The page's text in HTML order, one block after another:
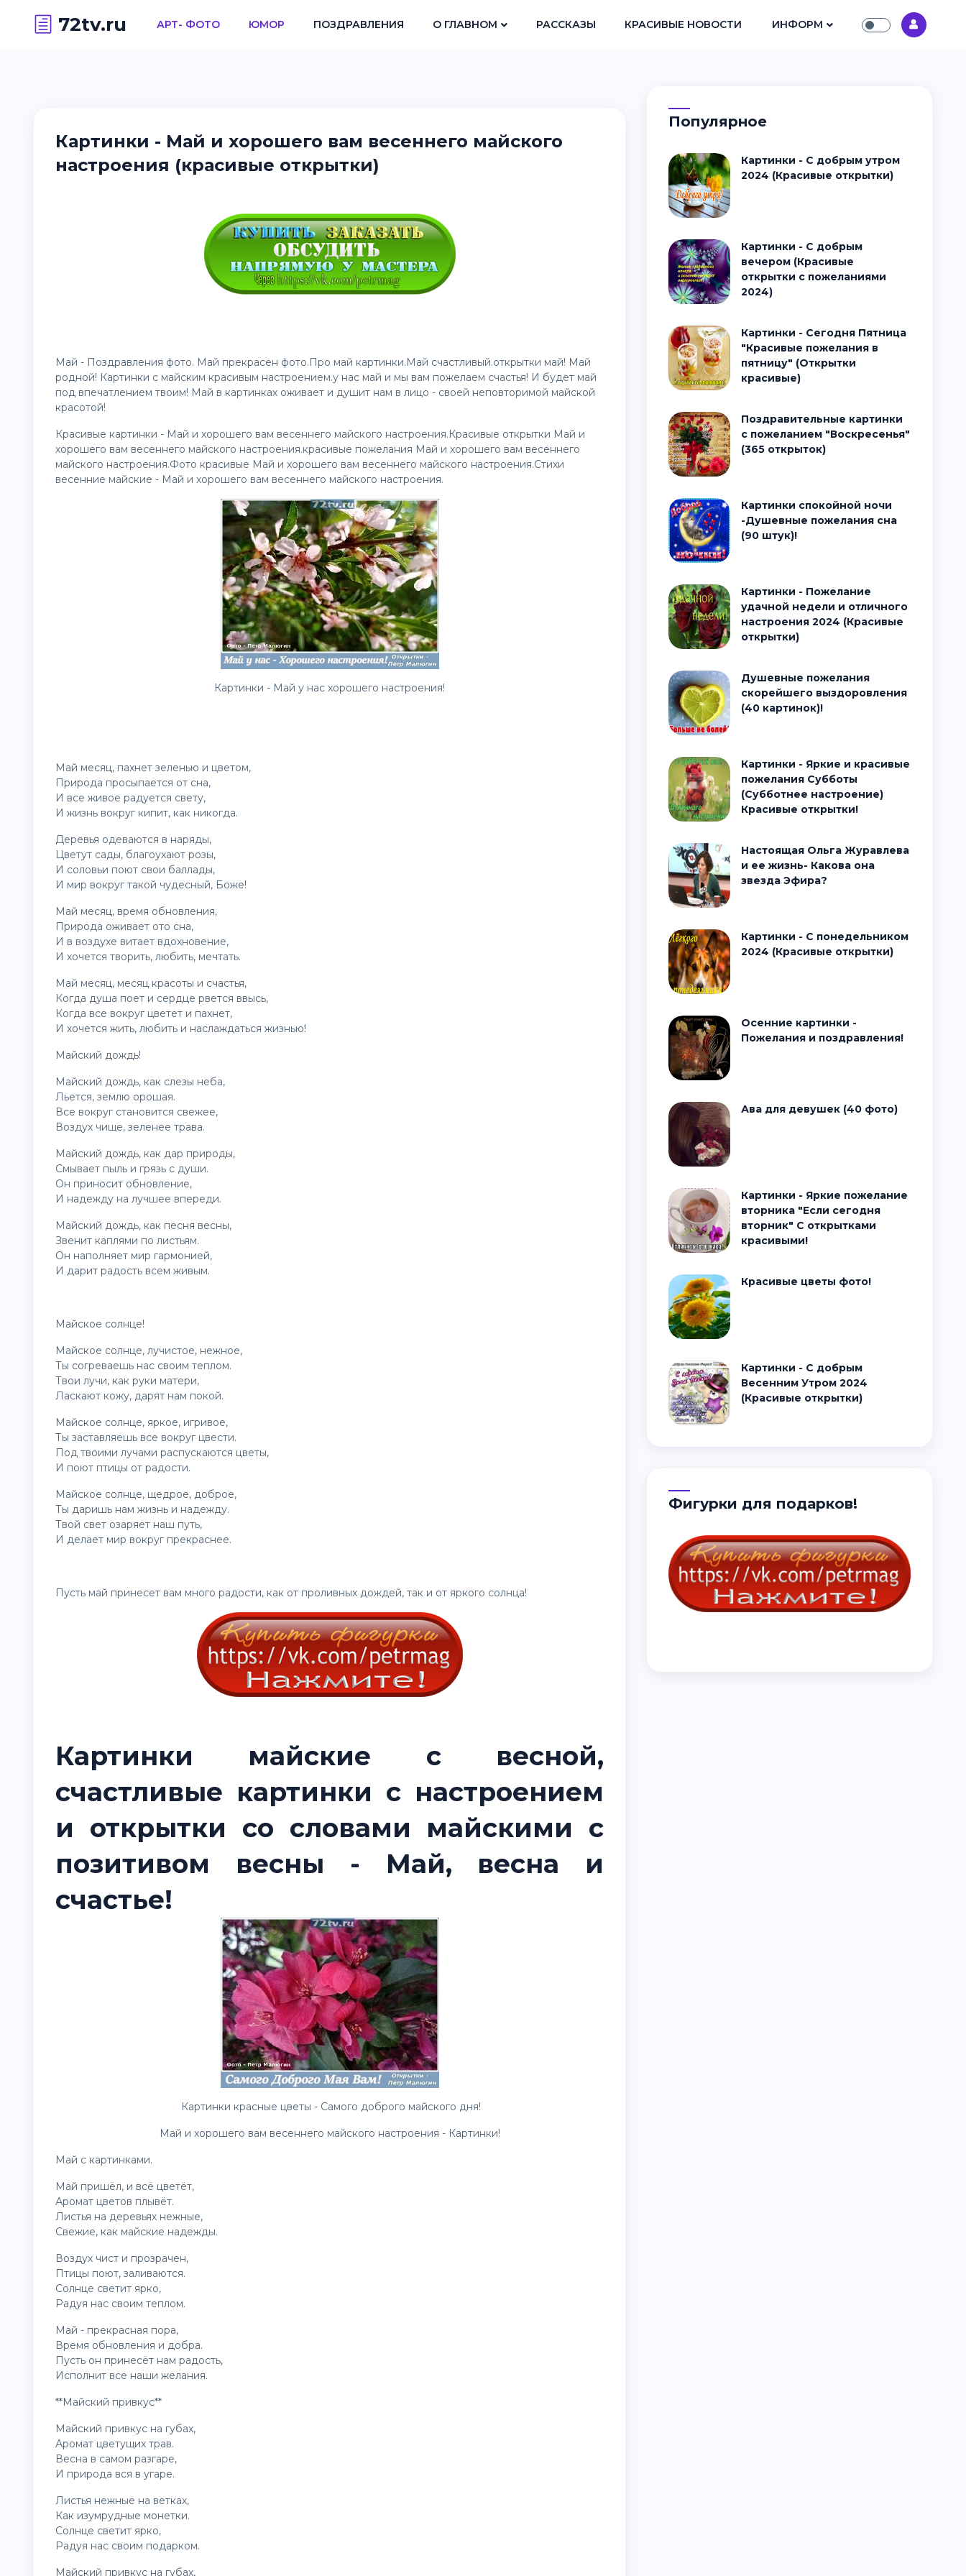
72tv.ru АРТ- ФОТО ЮМОР ПОЗДРАВЛЕНИЯ О ГЛАВНОМ РАССКАЗЫ КРАСИВЫЕ НОВОСТИ ИНФОРМ
Картинки - Май и хорошего вам весеннего майского
настроения (красивые открытки)
Май - Поздравления фото. Май прекрасен фото.Про май картинки.Май счастливый.открытки май! Май
родной! Картинки с майским красивым настроением.у нас май и мы вам пожелаем счастья! И будет май
под впечатлением твоим! Май в картинках оживает и душит нам в лицо - своей неповторимой майской
красотой!
Красивые картинки - Май и хорошего вам весеннего майского настроения.Красивые открытки Май и
хорошего вам весеннего майского настроения.красивые пожелания Май и хорошего вам весеннего
майского настроения.Фото красивые Май и хорошего вам весеннего майского настроения.Стихи
весенние майские - Май и хорошего вам весеннего майского настроения.
Картинки - Май у нас хорошего настроения!
Май месяц, пахнет зеленью и цветом,
Природа просыпается от сна,
И все живое радуется свету,
И жизнь вокруг кипит, как никогда.
Деревья одеваются в наряды,
Цветут сады, благоухают розы,
И соловьи поют свои баллады,
И мир вокруг такой чудесный, Боже!
Май месяц, время обновления,
Природа оживает ото сна,
И в воздухе витает вдохновение,
И хочется творить, любить, мечтать.
Май месяц, месяц красоты и счастья,
Когда душа поет и сердце рвется ввысь,
Когда все вокруг цветет и пахнет,
И хочется жить, любить и наслаждаться жизнью!
Майский дождь!
Майский дождь, как слезы неба,
Льется, землю орошая.
Все вокруг становится свежее,
Воздух чище, зеленее трава.
Майский дождь, как дар природы,
Смывает пыль и грязь с души.
Он приносит обновление,
И надежду на лучшее впереди.
Майский дождь, как песня весны,
Звенит каплями по листьям.
Он наполняет мир гармонией,
И дарит радость всем живым.
Майское солнце!
Майское солнце, лучистое, нежное,
Ты согреваешь нас своим теплом.
Твои лучи, как руки матери,
Ласкают кожу, дарят нам покой.
Майское солнце, яркое, игривое,
Ты заставляешь все вокруг цвести.
Под твоими лучами распускаются цветы,
И поют птицы от радости.
Майское солнце, щедрое, доброе,
Ты даришь нам жизнь и надежду.
Твой свет озаряет наш путь,
И делает мир вокруг прекраснее.
Пусть май принесет вам много радости, как от проливных дождей, так и от яркого солнца!
Картинки майские с весной,
счастливые картинки с настроением
и открытки со словами майскими с
позитивом весны - Май, весна и
счастье!
Картинки красные цветы - Самого доброго майского дня!
Май и хорошего вам весеннего майского настроения - Картинки!
Май с картинками.
Май пришёл, и всё цветёт,
Аромат цветов плывёт.
Листья на деревьях нежные,
Свежие, как майские надежды.
Воздух чист и прозрачен,
Птицы поют, заливаются.
Солнце светит ярко,
Радуя нас своим теплом.
Май - прекрасная пора,
Время обновления и добра.
Пусть он принесёт нам радость,
Исполнит все наши желания.
**Майский привкус**
Майский привкус на губах,
Аромат цветущих трав.
Весна в самом разгаре,
И природа вся в угаре.
Листья нежные на ветках,
Как изумрудные монетки.
Солнце светит ярко,
Радуя нас своим подарком.
Майский привкус на губах,
Популярное
Картинки - С добрым утром
2024 (Красивые открытки)
Картинки - С добрым
вечером (Красивые
открытки с пожеланиями
2024)
Картинки - Сегодня Пятница
"Красивые пожелания в
пятницу" (Открытки
красивые)
Поздравительные картинки
с пожеланием "Воскресенья"
(365 открыток)
Картинки спокойной ночи
-Душевные пожелания сна
(90 штук)!
Картинки - Пожелание
удачной недели и отличного
настроения 2024 (Красивые
открытки)
Душевные пожелания
скорейшего выздоровления
(40 картинок)!
Картинки - Яркие и красивые
пожелания Субботы
(Субботнее настроение)
Красивые открытки!
Настоящая Ольга Журавлева
и ее жизнь- Какова она
звезда Эфира?
Картинки - С понедельником
2024 (Красивые открытки)
Осенние картинки -
Пожелания и поздравления!
Ава для девушек (40 фото)
Картинки - Яркие пожелание
вторника "Если сегодня
вторник" С открытками
красивыми!
Красивые цветы фото!
Картинки - С добрым
Весенним Утром 2024
(Красивые открытки)
Фигурки для подарков!